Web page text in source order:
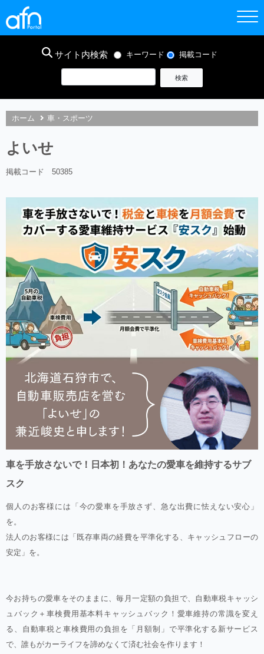
サイト内検索 キーワード 掲載コード
ホーム 車・スポーツ
よいせ
掲載コード 50385
車を手放さないで！日本初！あなたの愛車を維持するサブ
スク
個人のお客様には「今の愛車を手放さず、急な出費に怯えない安心」
を。
法人のお客様には「既存車両の経費を平準化する、キャッシュフローの
安定」を。
今お持ちの愛車をそのままに、毎月一定額の負担で、自動車税キャッシ
ュバック＋車検費用基本料キャッシュバック！愛車維持の常識を変え
る、自動車税と車検費用の負担を「月額制」で平準化する新サービス
で、誰もがカーライフを諦めなくて済む社会を作ります！